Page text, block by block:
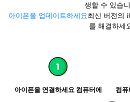
생할 수 있습
아이폰을 업데이트하세요최신 버전의
를 해결하세
아이폰을 연결하세요 컴퓨터에 컴